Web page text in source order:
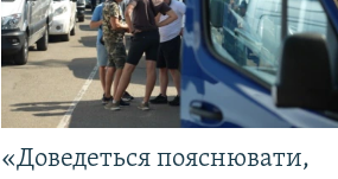
«Доведеться пояснювати,